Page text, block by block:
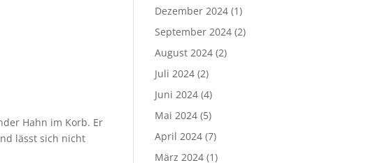
Hahn im Korb. Er
lässt sich nicht
Dezember 2024 (1)
September 2024 (2)
August 2024 (2)
Juli 2024 (2)
Juni 2024 (4)
Mai 2024 (5)
April 2024 (7)
März 2024 (1)